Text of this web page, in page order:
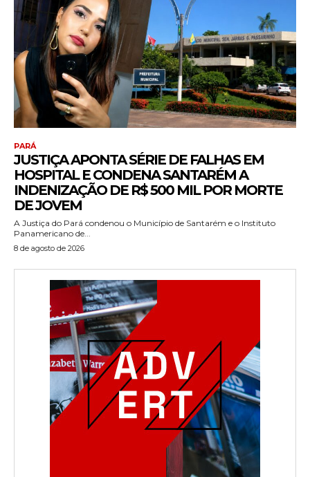
PARÁ
JUSTIÇA APONTA SÉRIE DE FALHAS EM
HOSPITAL E CONDENA SANTARÉM A
INDENIZAÇÃO DE R$ 500 MIL POR MORTE
DE JOVEM
A Justiça do Pará condenou o Município de Santarém e o Instituto
Panamericano de...
8 de agosto de 2026